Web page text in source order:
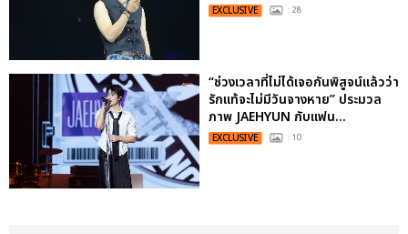
EXCLUSIVE : 28
“ช่วงเวลาที่ไม่ได้เจอกันพิสูจน์แล้วว่า
รักแท้จะไม่มีวันจางหาย” ประมวล
ภาพ JAEHYUN กับแฟน...
EXCLUSIVE : 10